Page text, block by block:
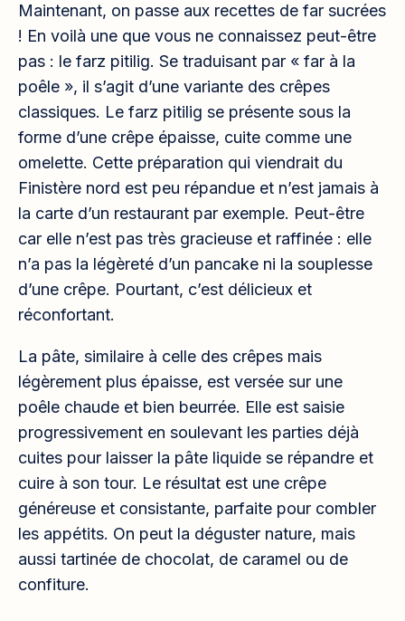
Maintenant, on passe aux recettes de far sucrées
! En voilà une que vous ne connaissez peut-être
pas : le farz pitilig. Se traduisant par « far à la
poêle », il s’agit d’une variante des crêpes
classiques. Le farz pitilig se présente sous la
forme d’une crêpe épaisse, cuite comme une
omelette. Cette préparation qui viendrait du
Finistère nord est peu répandue et n’est jamais à
la carte d’un restaurant par exemple. Peut-être
car elle n’est pas très gracieuse et raffinée : elle
n’a pas la légèreté d’un pancake ni la souplesse
d’une crêpe. Pourtant, c’est délicieux et
réconfortant.
La pâte, similaire à celle des crêpes mais
légèrement plus épaisse, est versée sur une
poêle chaude et bien beurrée. Elle est saisie
progressivement en soulevant les parties déjà
cuites pour laisser la pâte liquide se répandre et
cuire à son tour. Le résultat est une crêpe
généreuse et consistante, parfaite pour combler
les appétits. On peut la déguster nature, mais
aussi tartinée de chocolat, de caramel ou de
confiture.